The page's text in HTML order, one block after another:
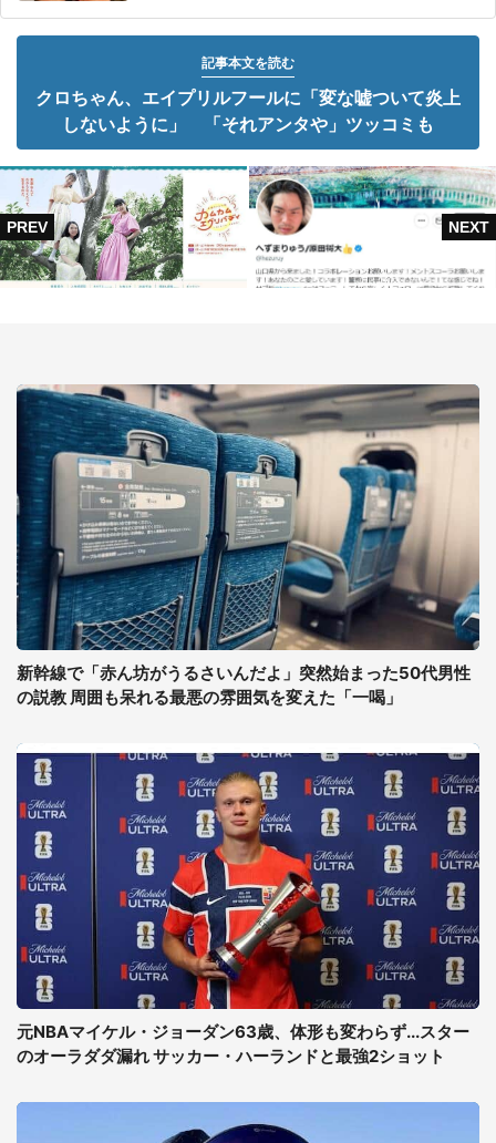
記事本文を読む
クロちゃん、エイプリルフールに「変な嘘ついて炎上
しないように」 「それアンタや」ツッコミも
新幹線で「赤ん坊がうるさいんだよ」突然始まった50代男性
の説教 周囲も呆れる最悪の雰囲気を変えた「一喝」
元NBAマイケル・ジョーダン63歳、体形も変わらず...スター
のオーラダダ漏れ サッカー・ハーランドと最強2ショット